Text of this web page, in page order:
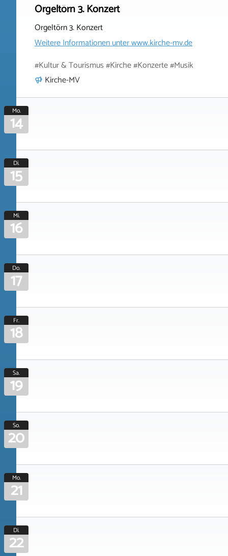
Orgeltörn 3. Konzert
Orgeltörn 3. Konzert
Weitere Informationen unterwww.kirche-mv.de
#Kultur & Tourismus #Kirche #Konzerte #Musik
Kirche-MV
Mo.
14
Di.
15
Mi.
16
Do.
17
Fr.
18
Sa.
19
So.
20
Mo.
21
Di.
22